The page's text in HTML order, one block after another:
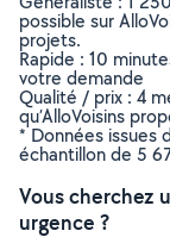
possible sur
projets.
Rapide : 10
votre demande
Qualité / prix : 4
qu’AlloVoisins
* Données issues
échantillon de 5
Vous cherchez
urgence ?